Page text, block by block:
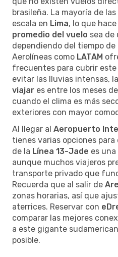
brasileña. La mayoría de
escala en Lima, lo que
promedio del vuelo sea de
dependiendo del tiempo
Aerolíneas como LATAM
frecuentes para cubrir
evitar las lluvias intensas, la
viajar es entre los meses de
cuando el clima es más
exteriores con mayor
Al llegar al Aeropuerto
tienes varias opciones
de la Línea 13-Jade es
aunque muchos viajeros
transporte privado que
Recuerda que al salir de
zonas horarias, así que
aterrices. Reservar con
comparar las mejores
a este gigante
posible.